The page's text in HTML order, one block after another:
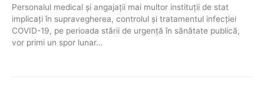
Personalul medical și angajații mai multor instituții de stat
implicați în supravegherea, controlul și tratamentul infecției
COVID-19, pe perioada stării de urgență în sănătate publică,
vor primi un spor lunar…